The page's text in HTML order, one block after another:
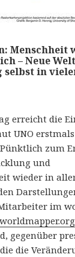
Menschheit
– Neue
selbst in
erreicht die
UNO
zum
und
wieder in
im
gegenüber
die